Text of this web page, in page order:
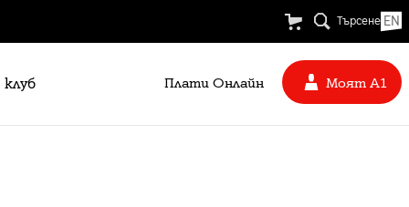
Търсене EN
Плати Oнлайн Моят А1